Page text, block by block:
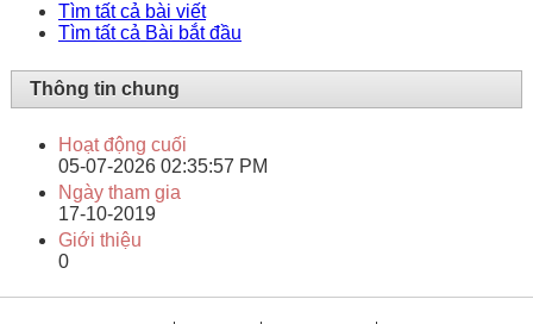
Tìm tất cả bài viết
Tìm tất cả Bài bắt đầu
Thông tin chung
Hoạt động cuối
05-07-2026 02:35:57 PM
Ngày tham gia
17-10-2019
Giới thiệu
0